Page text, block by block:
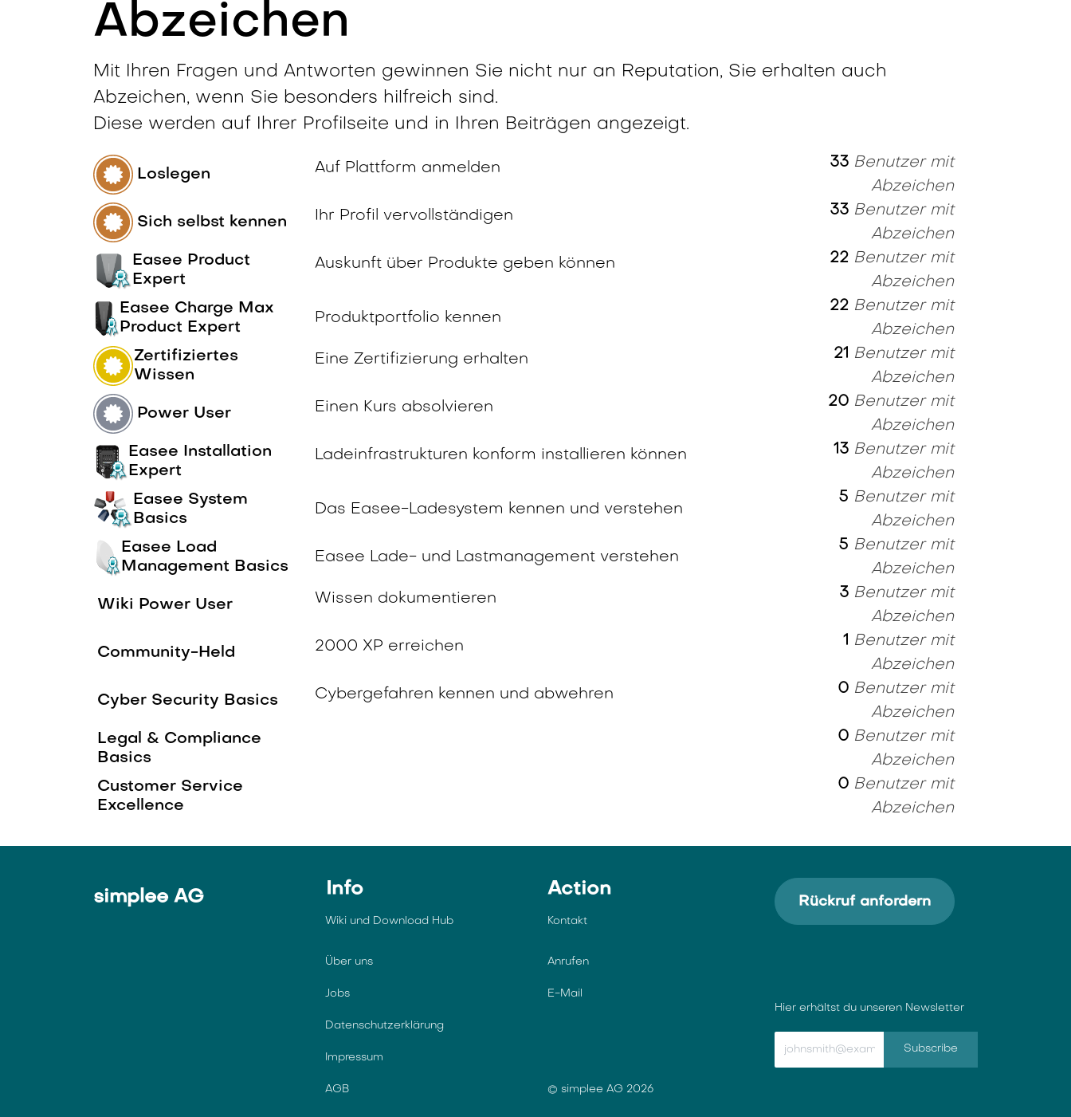
Abzeichen
Mit Ihren Fragen und Antworten gewinnen Sie nicht nur an Reputation, Sie erhalten auch
Abzeichen, wenn Sie besonders hilfreich sind.
Diese werden auf Ihrer Profilseite und in Ihren Beiträgen angezeigt.
Loslegen Auf Plattform anmelden 33 Benutzer mit
Abzeichen
Sich selbst kennen Ihr Profil vervollständigen 33 Benutzer mit
Abzeichen
Easee Product
Expert
Auskunft über Produkte geben können 22 Benutzer mit
Abzeichen
Easee Charge Max
Product Expert
Produktportfolio kennen
22 Benutzer mit
Abzeichen
Zertifiziertes
Wissen
Eine Zertifizierung erhalten 21 Benutzer mit
Abzeichen
Power User Einen Kurs absolvieren 20 Benutzer mit
Abzeichen
Easee Installation
Expert
Ladeinfrastrukturen konform installieren können 13 Benutzer mit
Abzeichen
Easee System
Basics
Das Easee-Ladesystem kennen und verstehen
5 Benutzer mit
Abzeichen
Easee Load
Management Basics
Easee Lade- und Lastmanagement verstehen
5 Benutzer mit
Abzeichen
Wiki Power User Wissen dokumentieren 3 Benutzer mit
Abzeichen
Community-Held 2000 XP erreichen 1 Benutzer mit
Abzeichen
Cyber Security Basics Cybergefahren kennen und abwehren 0 Benutzer mit
Abzeichen
Legal & Compliance
Basics
0 Benutzer mit
Abzeichen
Customer Service
Excellence
0 Benutzer mit
Abzeichen
simplee AG Info
Wiki und Download Hub
Über uns
Jobs
Datenschutzerklärung
Impressum
AGB
Action
Kontakt
Anrufen
E-Mail
© simplee AG 2026
Rückruf anfordern
Hier erhältst du unseren Newsletter
Subscribe